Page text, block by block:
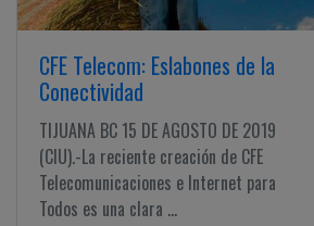
CFE Telecom: Eslabones de la
Conectividad
TIJUANA BC 15 DE AGOSTO DE 2019
(CIU).-La reciente creación de CFE
Telecomunicaciones e Internet para
Todos es una clara ...